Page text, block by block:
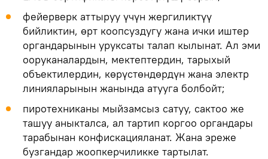
фейерверк аттыруу үчүн жергиликтүү
бийликтин, өрт коопсуздугу жана ички иштер
органдарынын уруксаты талап кылынат. Ал эми
ооруканалардын, мектептердин, тарыхый
объектилердин, көрүстөндөрдүн жана электр
линияларынын жанында атууга болбойт;
пиротехниканы мыйзамсыз сатуу, сактоо же
ташуу аныкталса, ал тартип коргоо органдары
тарабынан конфискацияланат. Жана эреже
бузгандар жоопкерчиликке тартылат.